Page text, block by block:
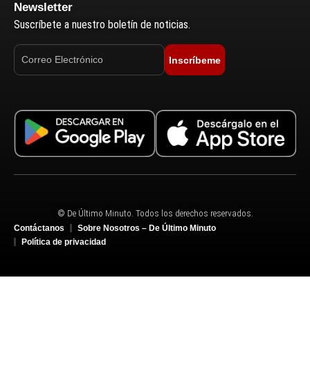
Newsletter
Suscríbete a nuestro boletín de noticias.
Inscríbeme
© De Último Minuto. Todos los derechos reservados.
Contáctanos
Sobre Nosotros – De Último Minuto
Política de privacidad